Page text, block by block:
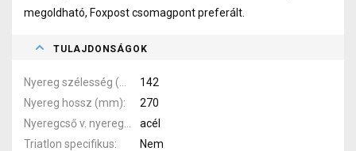
megoldható, Foxpost csomagpont preferált.
TULAJDONSÁGOK
142
Nyereg hossz (mm)
270
acél
Triatlon specifikus
Nem